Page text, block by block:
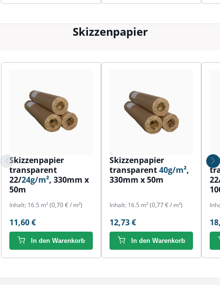
Skizzenpapier
Skizzenpapier
transparent
22/24g/m², 330mm x
50m
Inhalt: 16.5 m²(0,70 € / m²)
11,60 €
In den Warenkorb
Skizzenpapier
transparent40g/m²,
330mm x 50m
Inhalt: 16.5 m²(0,77 € / m²)
12,73 €
In den Warenkorb